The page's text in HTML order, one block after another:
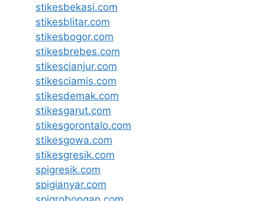
stikesbekasi.com
stikesblitar.com
stikesbogor.com
stikesbrebes.com
stikescianjur.com
stikesciamis.com
stikesdemak.com
stikesgarut.com
stikesgorontalo.com
stikesgowa.com
stikesgresik.com
spigresik.com
spigianyar.com